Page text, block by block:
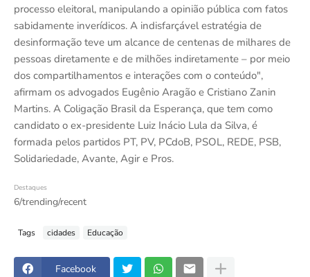
processo eleitoral, manipulando a opinião pública com fatos
sabidamente inverídicos. A indisfarçável estratégia de
desinformação teve um alcance de centenas de milhares de
pessoas diretamente e de milhões indiretamente – por meio
dos compartilhamentos e interações com o conteúdo",
afirmam os advogados Eugênio Aragão e Cristiano Zanin
Martins. A Coligação Brasil da Esperança, que tem como
candidato o ex-presidente Luiz Inácio Lula da Silva, é
formada pelos partidos PT, PV, PCdoB, PSOL, REDE, PSB,
Solidariedade, Avante, Agir e Pros.
Destaques
6/trending/recent
Tags cidades Educação
Facebook